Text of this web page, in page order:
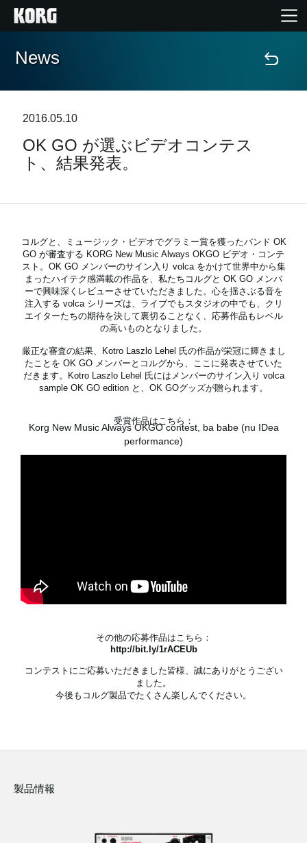
Home
Import Products
Support
Store Locator
News
Location
News
2016.05.10
OK GO が選ぶビデオコンテス
ト、結果発表。
コルグと、ミュージック・ビデオでグラミー賞を獲ったバンド OK
GO が審査する KORG New Music Always OKGO ビデオ・コンテ
スト。OK GO メンバーのサイン入り volca をかけて世界中から集
まったハイテク感満載の作品を、私たちコルグと OK GO メンバ
ーで興味深くレビューさせていただきました。心を揺さぶる音を
注入する volca シリーズは、ライブでもスタジオの中でも、クリ
エイターたちの期待を決して裏切ることなく、応募作品もレベル
の高いものとなりました。
厳正な審査の結果、Kotro Laszlo Lehel 氏の作品が栄冠に輝きまし
たことを OK GO メンバーとコルグから、ここに発表させていた
だきます。Kotro Laszlo Lehel 氏にはメンバーのサイン入り volca
sample OK GO edition と、OK GOグッズが贈られます。
受賞作品はこちら：
Korg New Music Always OKGO contest, ba babe (nu IDea
performance)
その他の応募作品はこちら：
http://bit.ly/1rACEUb
コンテストにご応募いただきました皆様、誠にありがとうござい
ました。
今後もコルグ製品でたくさん楽しんでください。
製品情報